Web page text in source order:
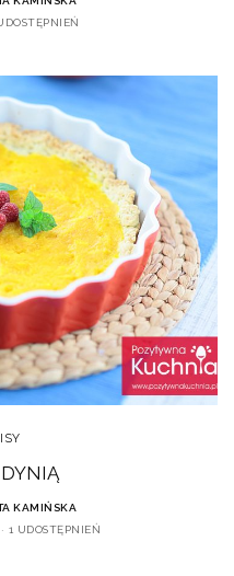
KAMIŃSKA
1 UDOSTĘPNIEŃ